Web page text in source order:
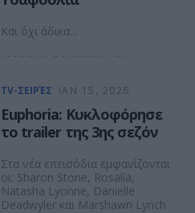
Και όχι άδικα...
TV-ΣΕΙΡΈΣ ΙΑΝ 15, 2026
Euphoria: Κυκλοφόρησε
το trailer της 3ης σεζόν
Στα νέα επεισόδια εμφανίζονται
οι: Sharon Stone, Rosalía,
Natasha Lyonne, Danielle
Deadwyler και Marshawn Lynch